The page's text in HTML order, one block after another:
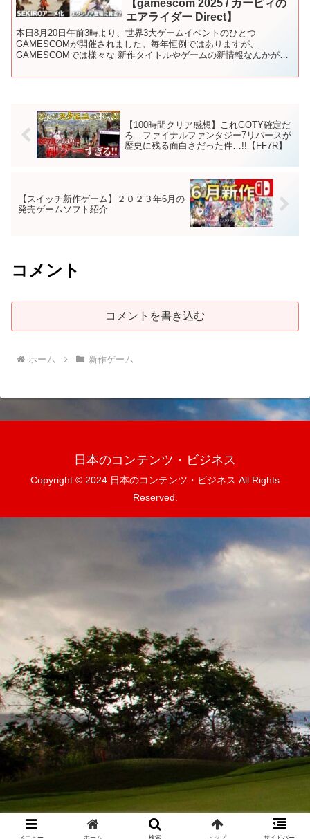
【gamescom 2025 / カービィの
エアライダー Direct】
本日8月20日午前3時より、世界3大ゲームイベントのひとつ
GAMESCOMが開催されました。毎年恒例ではありますが、
GAMESCOMでは様々な 新作タイトルやゲームの新情報なんかが公
【100時間クリア感想】これGOTY確定だ
ろ…ファイナルファンタジー7リバースが
歴史に残る面白さだった件…!!【FF7R】
【スイッチ新作ゲーム】２０２３年6月の
発売ゲームソフト紹介
コメント
コメントを書き込む
ホーム 新作ゲーム
日本のコンテンツ・ビジネス
Copyright © 2024 日本のコンテンツ・ビジネス All Rights
Reserved.
メニュー ホーム 検索 トップ サイドバー